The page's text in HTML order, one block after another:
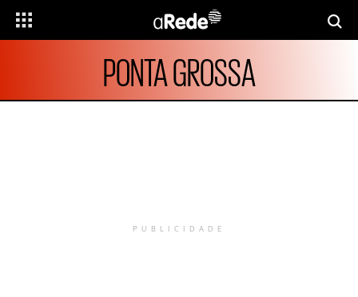
PONTA GROSSA
PUBLICIDADE